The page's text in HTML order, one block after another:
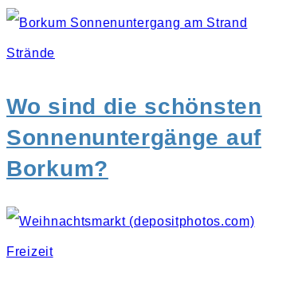
Strände
Wo sind die schönsten
Sonnenuntergänge auf
Borkum?
Freizeit